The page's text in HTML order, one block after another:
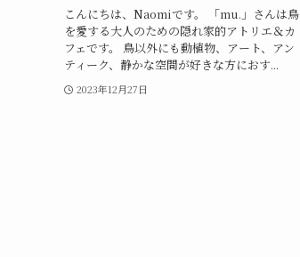
こんにちは、Naomiです。 「mu.」さんは鳥
を愛する大人のための隠れ家的アトリエ＆カ
フェです。 鳥以外にも動植物、アート、アン
ティーク、静かな空間が好きな方におす...
2023年12月27日